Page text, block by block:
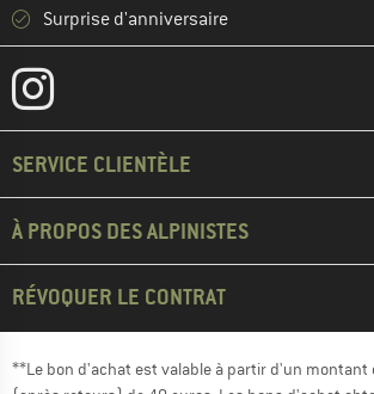
Surprise d'anniversaire
SERVICE CLIENTÈLE
À PROPOS DES ALPINISTES
RÉVOQUER LE CONTRAT
**Le bon d'achat est valable à partir d'un